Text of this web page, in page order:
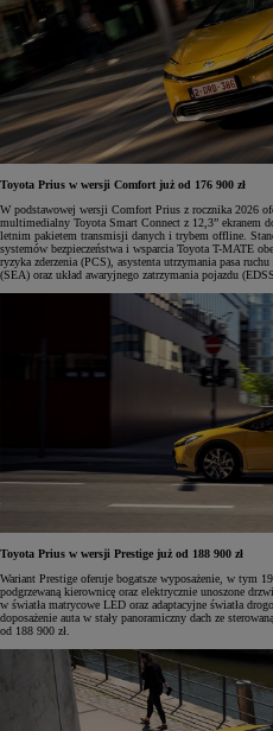
Toyota Prius w wersji Comfort już od 176 900 zł
W podstawowej wersji Comfort Prius z rocznika 2026
multimedialny Toyota Smart Connect z 12,3” ekranem
letnim pakietem transmisji danych i trybem offline.
systemów bezpieczeństwa i wsparcia Toyota T-MATE
ryzyka zderzenia (PCS), asystenta utrzymania pasa
(SEA) oraz układ awaryjnego zatrzymania pojazdu
Toyota Prius w wersji Prestige już od 188 900 zł
Wariant Prestige oferuje bogatsze wyposażenie, w tym
podgrzewaną kierownicę oraz elektrycznie unoszone
w światła matrycowe LED oraz adaptacyjne światła
doposażenie auta w stały panoramiczny dach ze
od 188 900 zł.